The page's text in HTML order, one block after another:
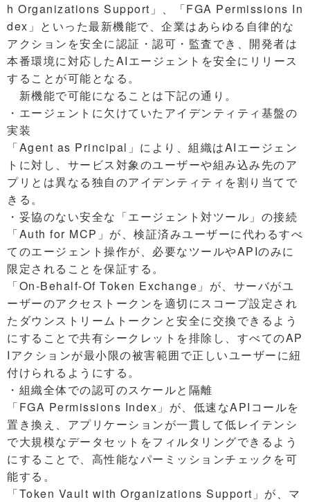
h Organizations Support」、「FGA Permissions In
dex」といった最新機能で、企業はあらゆる自律的な
アクションを安全に認証・認可・監査でき、開発者は
本番環境に対応したAIエージェントを安全にリリース
することが可能となる。
新機能で可能になることは下記の通り。
・エージェントに欠けていたアイデンティティ基盤の
実装
「Agent as Principal」により、組織はAIエージェン
トに対し、サービス対象のユーザーや組み込み先のア
プリとは異なる独自のアイデンティティを割り当てで
きる。
・妥協のない安全な「エージェント対ツール」の接続
「Auth for MCP」が、検証済みユーザーに代わるすべ
てのエージェント操作が、必要なツールやAPIのみに
限定されることを保証する。
「On-Behalf-Of Token Exchange」が、サーバがユ
ーザーのアクセストークンを適切にスコープ設定され
たダウンストリームトークンと安全に交換できるよう
にすることで共有シークレットを排除し、すべてのAP
Iアクションが最小限の被害範囲で正しいユーザーに紐
付けられるようにする。
・組織全体での認可のスケールと隔離
「FGA Permissions Index」が、低速なAPIコールを
置き換え、アプリケーションが一貫して低レイテンシ
で大規模なデータセットをフィルタリングできるよう
にすることで、高性能なパーミッションチェックを可
能する。
「Token Vault with Organizations Support」が、マ